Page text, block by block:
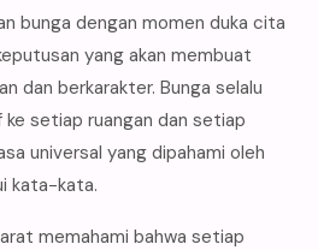
bunga dengan momen duka cita
yang akan membuat
dan berkarakter. Bunga selalu
setiap ruangan dan setiap
universal yang dipahami oleh
kata-kata.
memahami bahwa setiap